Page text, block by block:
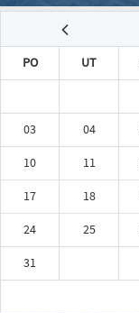
PO UT
03
04
10
11
17
18
24
25
31